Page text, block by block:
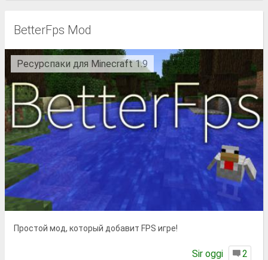
BetterFps Mod
Ресурспаки для Minecraft 1.9
Простой мод, который добавит FPS игре!
Sir oggi 2